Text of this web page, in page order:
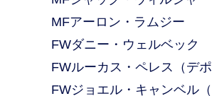
MFアーロン・ラムジー
FWダニー・ウェルベック
FWルーカス・ペレス（デ
FWジョエル・キャンベル